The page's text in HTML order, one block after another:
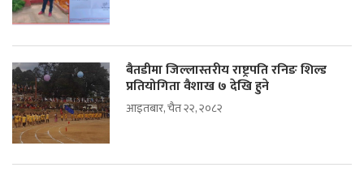
बैतडीमा जिल्लास्तरीय राष्ट्रपति रनिङ शिल्ड
प्रतियोगिता वैशाख ७ देखि हुने
आइतबार, चैत २२, २०८२